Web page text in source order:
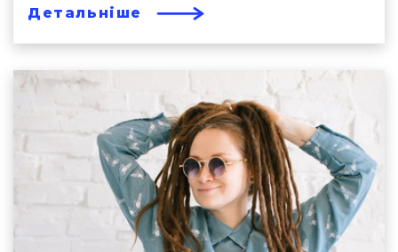
Детальніше